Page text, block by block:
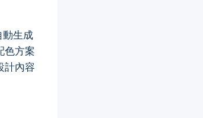
動生成
色方案
計內容